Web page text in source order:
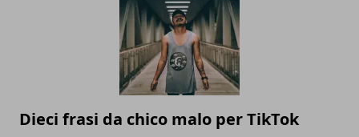
Dieci frasi da chico malo per TikTok